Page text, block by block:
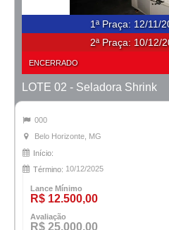
1ª Praça: 12/11/
2ª Praça: 10/12/
ENCERRADO
LOTE 02 - Seladora Shrink
000
Belo Horizonte, MG
Início:
Término: 10/12/2025
Lance Mínimo
R$ 12.500,00
Avaliação
R$ 25.000,00